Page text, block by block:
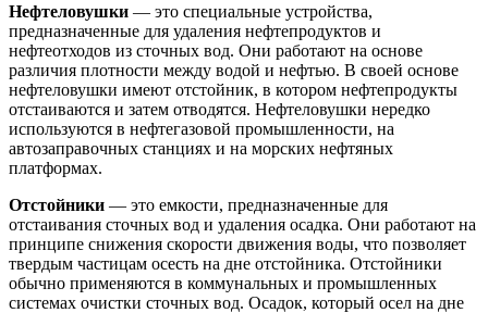
Нефтеловушки — это специальные устройства,
предназначенные для удаления нефтепродуктов и
нефтеотходов из сточных вод. Они работают на основе
различия плотности между водой и нефтью. В своей основе
нефтеловушки имеют отстойник, в котором нефтепродукты
отстаиваются и затем отводятся. Нефтеловушки нередко
используются в нефтегазовой промышленности, на
автозаправочных станциях и на морских нефтяных
платформах.
Отстойники — это емкости, предназначенные для
отстаивания сточных вод и удаления осадка. Они работают на
принципе снижения скорости движения воды, что позволяет
твердым частицам осесть на дне отстойника. Отстойники
обычно применяются в коммунальных и промышленных
системах очистки сточных вод. Осадок, который осел на дне